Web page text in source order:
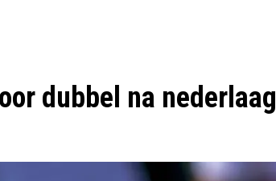
dubbel na nederlaag